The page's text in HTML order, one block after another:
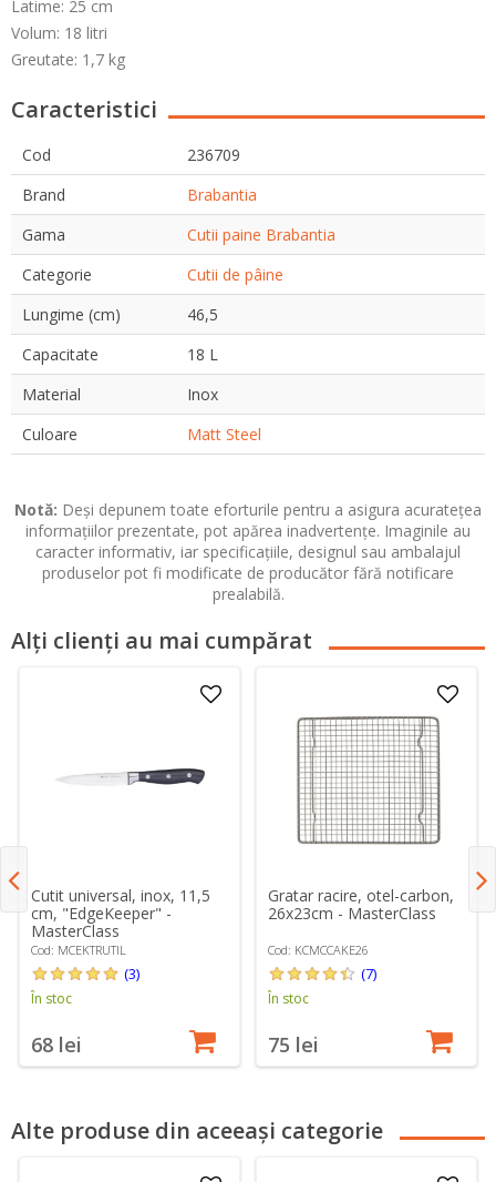
Latime: 25 cm
Volum: 18 litri
Greutate: 1,7 kg
Caracteristici
Cod
236709
Brand
Brabantia
Gama
Cutii paine Brabantia
Categorie
Cutii de pâine
Lungime (cm)
46,5
Capacitate
18 L
Material
Inox
Culoare
Matt Steel
Notă: Deși depunem toate eforturile pentru a asigura acuratețea
informațiilor prezentate, pot apărea inadvertențe. Imaginile au
caracter informativ, iar specificațiile, designul sau ambalajul
produselor pot fi modificate de producător fără notificare
prealabilă.
Alți clienți au mai cumpărat
Cutit universal, inox, 11,5
cm, "EdgeKeeper" -
MasterClass
Cod: MCEKTRUTIL
(3)
În stoc
68 lei
Gratar racire, otel-carbon,
26x23cm - MasterClass
Cod: KCMCCAKE26
(7)
În stoc
75 lei
Alte produse din aceeași categorie